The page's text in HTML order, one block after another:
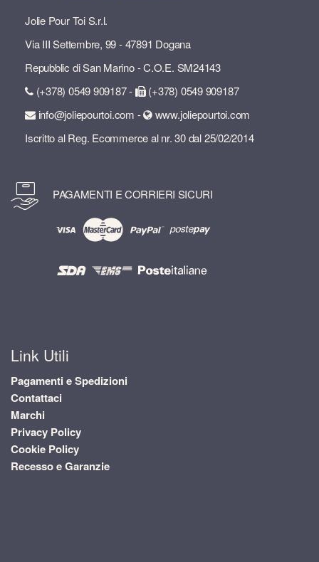
Jolie Pour Toi S.r.l.
Via III Settembre, 99 - 47891 Dogana
Repubblic di San Marino - C.O.E. SM24143
(+378) 0549 909187 -
(+378) 0549 909187
info@joliepourtoi.com -
www.joliepourtoi.com
Iscritto al Reg. Ecommerce al nr. 30 dal 25/02/2014
PAGAMENTI E CORRIERI SICURI
Link Utili
Pagamenti e Spedizioni
Contattaci
Marchi
Privacy Policy
Cookie Policy
Recesso e Garanzie